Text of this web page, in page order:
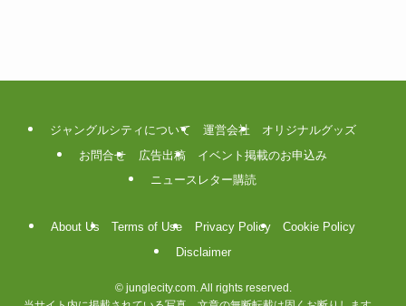
ジャングルシティについて 運営会社
オリジナルグッズ
お問合せ
広告出稿
イベント掲載のお申込み
ニュースレター購読
About Us Terms of Use Privacy Policy
Cookie Policy
Disclaimer
©junglecity.com. All rights reserved.